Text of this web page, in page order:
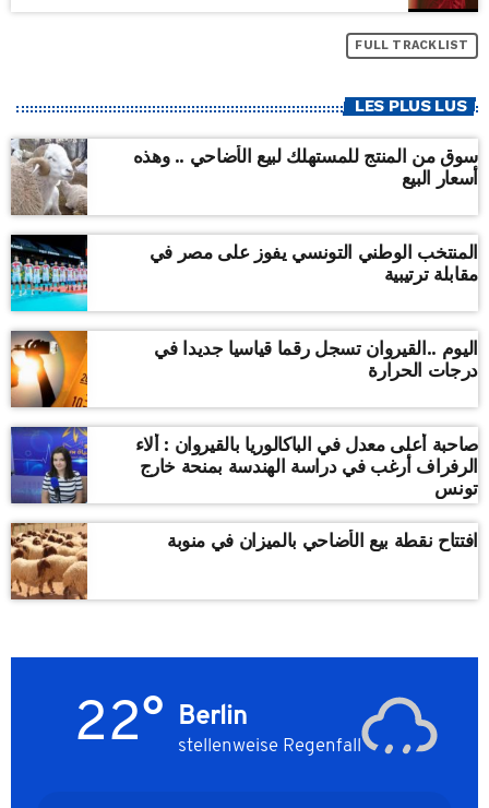
FULL TRACKLIST
LES PLUS LUS
سوق من المنتج للمستهلك لبيع الأضاحي .. وهذه
أسعار البيع
المنتخب الوطني التونسي يفوز على مصر في
مقابلة ترتيبية
اليوم ..القيروان تسجل رقما قياسيا جديدا في
درجات الحرارة
صاحبة أعلى معدل في الباكالوريا بالقيروان : ألاء
الرفراف أرغب في دراسة الهندسة بمنحة خارج
تونس
افتتاح نقطة بيع الأضاحي بالميزان في منوبة
Berlin
stellenweise Regenfall
22°